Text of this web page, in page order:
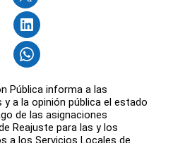
Pública informa a las
a la opinión pública el estado
de las asignaciones
Reajuste para las y los
a los Servicios Locales de